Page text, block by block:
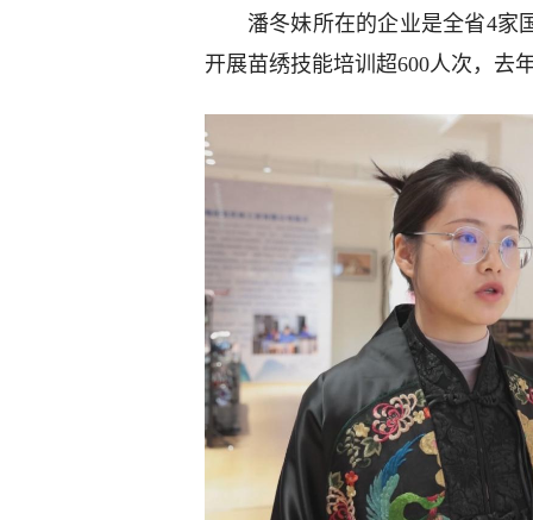
潘冬妹所在的企业是全省4家
开展苗绣技能培训超600人次，去